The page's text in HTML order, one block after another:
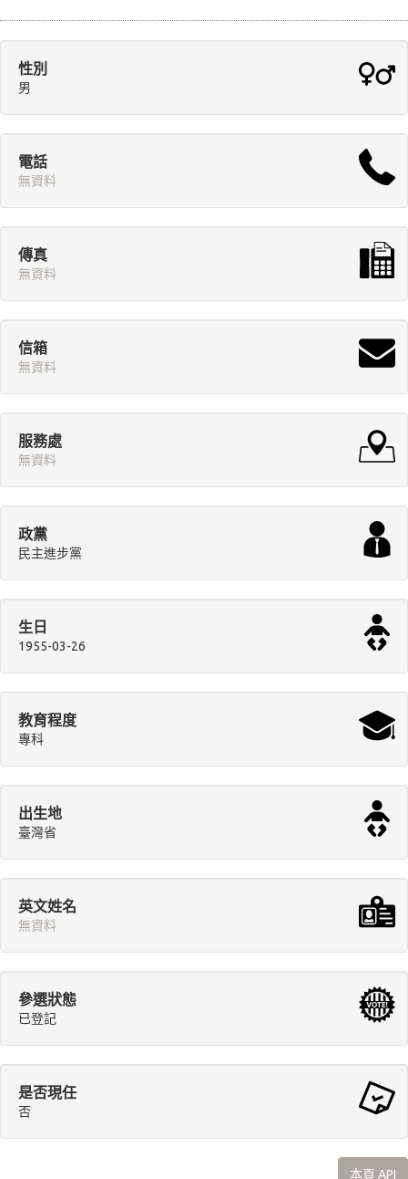
性別
男
電話
無資料
傳真
無資料
信箱
無資料
服務處
無資料
政黨
民主進步黨
生日
1955-03-26
教育程度
專科
出生地
臺灣省
英文姓名
無資料
參選狀態
已登記
是否現任
否
本頁 API